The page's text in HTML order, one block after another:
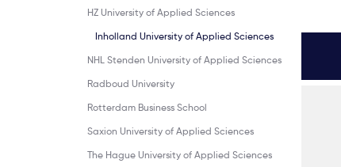
HZ University of Applied Sciences
Inholland University of Applied Sciences
NHL Stenden University of Applied Sciences
Radboud University
Rotterdam Business School
Saxion University of Applied Sciences
The Hague University of Applied Sciences